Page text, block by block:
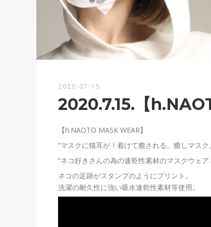
2020-07-15
2020.7.15.【
【h.NAOTO MASK WEAR】
“マスクに猫耳が！着けて癒される。癒しマスク。
“ネコ好きさんの為の速乾性素材のマスクウェ
ネコの足跡がスタンプのようにプリント。
洗濯の耐久性に強い吸水速乾性素材等使用。